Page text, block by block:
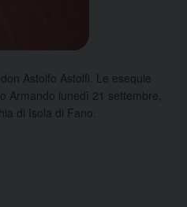
Astolfo Astolfi. Le esequie
Armando lunedì 21 settembre,
di Isola di Fano.